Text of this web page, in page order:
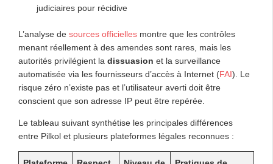
judiciaires pour récidive
L’analyse de sources officielles montre que les contrôles
menant réellement à des amendes sont rares, mais les
autorités privilégient la dissuasion et la surveillance
automatisée via les fournisseurs d’accès à Internet (FAI). Le
risque zéro n’existe pas et l’utilisateur averti doit être
conscient que son adresse IP peut être repérée.
Le tableau suivant synthétise les principales différences
entre Pilkol et plusieurs plateformes légales reconnues :